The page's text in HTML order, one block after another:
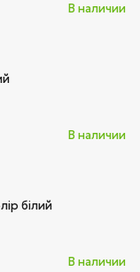
В наличии
В наличии
білий
В наличии